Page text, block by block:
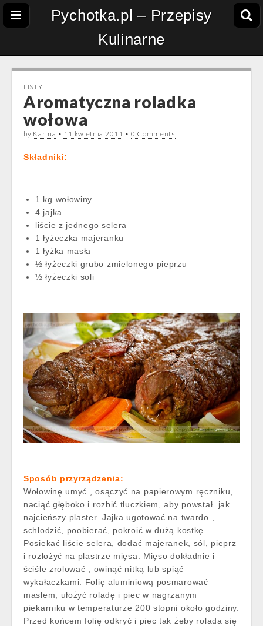
Pychotka.pl – Przepisy
Kulinarne
LISTY
Aromatyczna roladka
wołowa
by Karina • 11 kwietnia 2011 • 0 Comments
Składniki:
1 kg wołowiny
4 jajka
liście z jednego selera
1 łyżeczka majeranku
1 łyżka masła
½ łyżeczki grubo zmielonego pieprzu
½ łyżeczki soli
Sposób przyrządzenia:
Wołowinę umyć , osączyć na papierowym ręczniku,
naciąć głęboko i rozbić tłuczkiem, aby powstał jak
najcieńszy plaster. Jajka ugotować na twardo ,
schłodzić, poobierać, pokroić w dużą kostkę.
Posiekać liście selera, dodać majeranek, sól, pieprz
i rozłożyć na plastrze mięsa. Mięso dokładnie i
ściśle zrolować , owinąć nitką lub spiąć
wykałaczkami. Folię aluminiową posmarować
masłem, ułożyć roladę i piec w nagrzanym
piekarniku w temperaturze 200 stopni około godziny.
Przed końcem folię odkryć i piec tak żeby rolada się